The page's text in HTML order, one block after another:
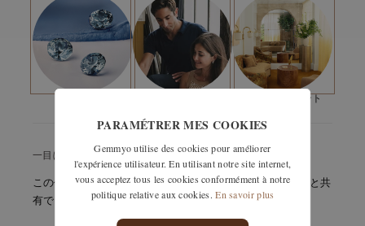
クリエイティブ・ディレクターから一言
レフコス 4mm パヴェ リングでは、デイジーモチーフを太陽の
ようにまばゆく輝くデザインとして再解釈しました。
二重のヘイローとセッティングにあしらわれた一石一石のダイ
ヤモンドは、センターストーンの光を最大限に引き立てるよ
う、精緻にセッティングされています。
時を超えて輝き続けるこのリングは、共に歩む未来を象徴す
る、理想的なエンゲージメントリングとしてふさわしい存在で
タイプ : ミントトルマリン品質AAA
フォーム： ラウンドカット
寸法： 4 mm
圧着タイプ： クローセッティング
舗装用石材
アポイントメント
一目ぼれですか？大切に保管しておいてください。
この作品の詳細をすぐにメールで受け取るか、簡単に友人と共
有できます。
PARAMÉTRER MES COOKIES
Gemmyo utilise des cookies pour améliorer
l'expérience utilisateur. En utilisant notre site internet,
vous acceptez tous les cookies conformément à notre
politique relative aux cookies. En savoir plus